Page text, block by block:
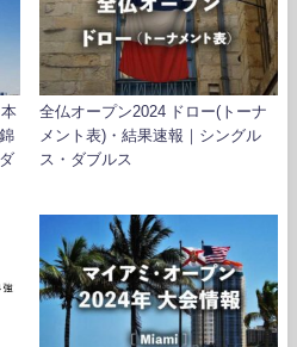
全仏オープン2024 ドロー(トーナ
メント表)・結果速報｜シングル
ス・ダブルス